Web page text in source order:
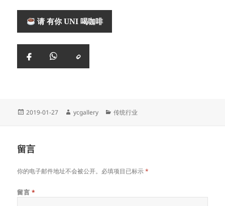
请 有你 UNI 喝咖啡
FacebookWhatsApp
复
制
Posted
2019-01-27 Author
ycgallery Categories
传统行业
留言
你的电子邮件地址不会被公开。必填项目已标示*
留言 *